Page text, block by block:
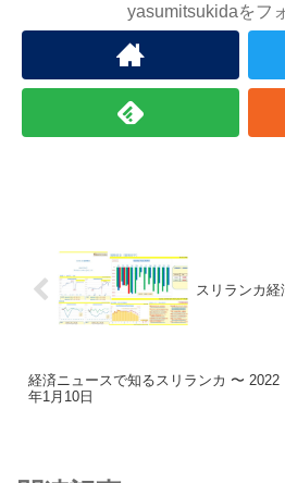
yasumitsukidaをフ
スリランカ経
経済ニュースで知るスリランカ 〜 2022
年1月10日